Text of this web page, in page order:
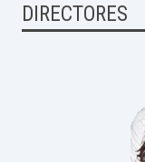
DIRECTORES